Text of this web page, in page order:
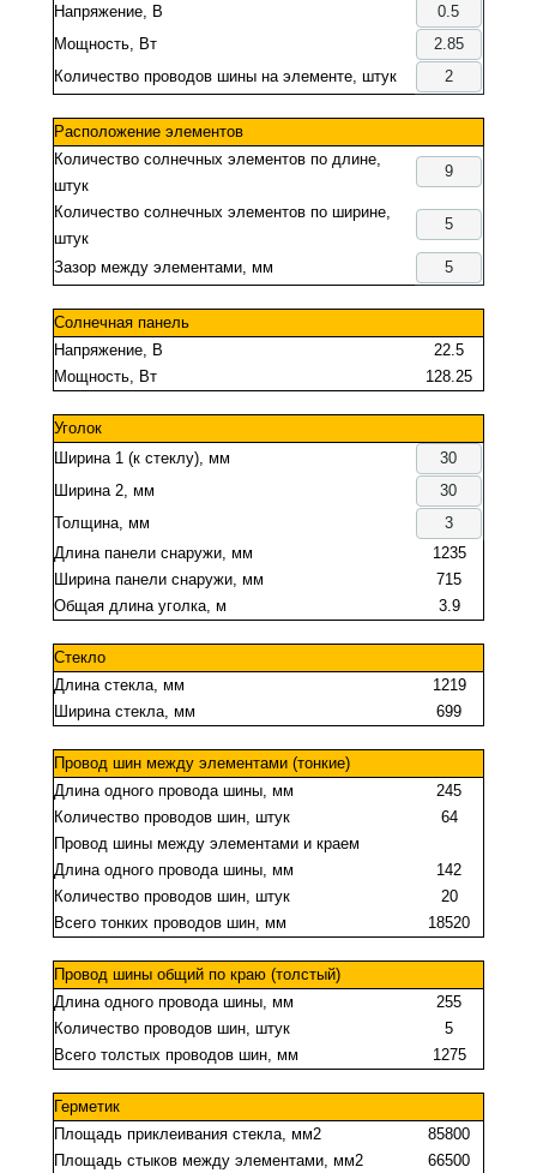
Напряжение, В
Мощность, Вт
Количество проводов шины на элементе, штук
Расположение элементов
Количество солнечных элементов по длине,
штук
Количество солнечных элементов по ширине,
штук
Зазор между элементами, мм
Солнечная панель
Напряжение, В
22.5
Мощность, Вт
128.25
Уголок
Ширина 1 (к стеклу), мм
Ширина 2, мм
Толщина, мм
Длина панели снаружи, мм
1235
Ширина панели снаружи, мм
715
Общая длина уголка, м
3.9
Стекло
Длина стекла, мм
1219
Ширина стекла, мм
699
Провод шин между элементами (тонкие)
Длина одного провода шины, мм
245
Количество проводов шин, штук
64
Провод шины между элементами и краем
Длина одного провода шины, мм
142
Количество проводов шин, штук
20
Всего тонких проводов шин, мм
18520
Провод шины общий по краю (толстый)
Длина одного провода шины, мм
255
Количество проводов шин, штук
5
Всего толстых проводов шин, мм
1275
Герметик
Площадь приклеивания стекла, мм2
85800
Площадь стыков между элементами, мм2
66500